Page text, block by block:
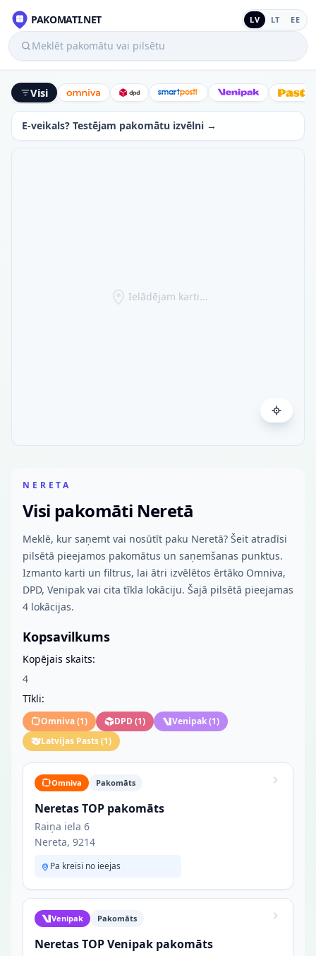
PAKOMATI.NET LV LT EE
Meklēt pakomātu vai pilsētu
Visi Omniva DPD SmartPostiVenipak
E-veikals? Testējam pakomātu izvēlni →
Ielādējam karti...
NERETA
Visi pakomāti Neretā
Meklē, kur saņemt vai nosūtīt paku Neretā? Šeit atradīsi
pilsētā pieejamos pakomātus un saņemšanas punktus.
Izmanto karti un filtrus, lai ātri izvēlētos ērtāko Omniva,
DPD, Venipak vai cita tīkla lokāciju. Šajā pilsētā pieejamas
4 lokācijas.
Kopsavilkums
Kopējais skaits:
4
Tīkli:
Omniva(1) DPD(1) Venipak(1)
Latvijas Pasts(1)
Omniva Pakomāts
Neretas TOP pakomāts
Raiņa iela 6
Nereta, 9214
Pa kreisi no ieejas
Venipak Pakomāts
Neretas TOP Venipak pakomāts